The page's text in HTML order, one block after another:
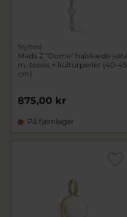
Nyhed
Mads Z "Dome" halskæde sølv
m. topas + kulturperler (40-45
cm)
875,00 kr
På fjernlager